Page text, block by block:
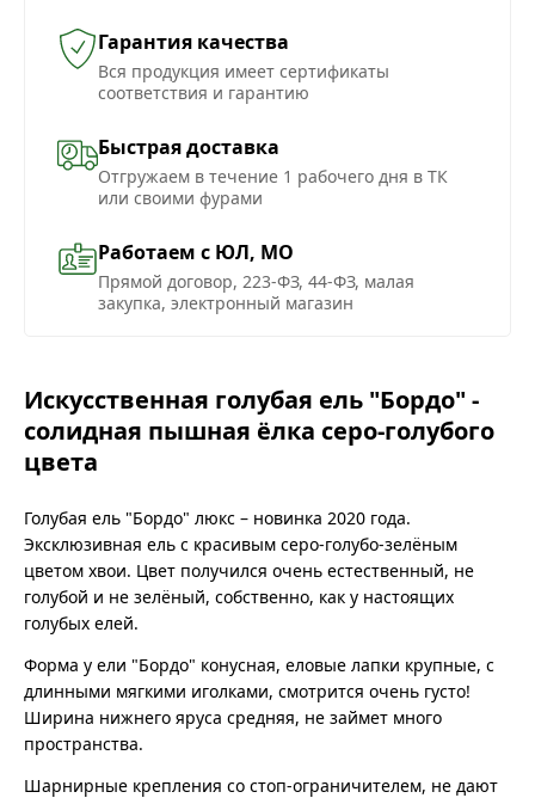
Гарантия качества
Вся продукция имеет сертификаты
соответствия и гарантию
Быстрая доставка
Отгружаем в течение 1 рабочего дня в ТК
или своими фурами
Работаем с ЮЛ, МО
Прямой договор, 223-ФЗ, 44-ФЗ, малая
закупка, электронный магазин
Искусственная голубая ель "Бордо" -
солидная пышная ёлка серо-голубого
цвета
Голубая ель "Бордо" люкс – новинка 2020 года.
Эксклюзивная ель с красивым серо-голубо-зелёным
цветом хвои. Цвет получился очень естественный, не
голубой и не зелёный, собственно, как у настоящих
голубых елей.
Форма у ели "Бордо" конусная, еловые лапки крупные, с
длинными мягкими иголками, смотрится очень густо!
Ширина нижнего яруса средняя, не займет много
пространства.
Шарнирные крепления со стоп-ограничителем, не дают